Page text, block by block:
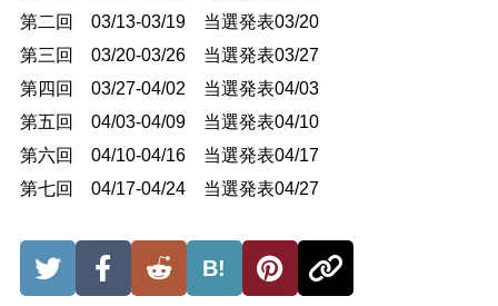
第二回 03/13-03/19 当選発表03/20
第三回 03/20-03/26 当選発表03/27
第四回 03/27-04/02 当選発表04/03
第五回 04/03-04/09 当選発表04/10
第六回 04/10-04/16 当選発表04/17
第七回 04/17-04/24 当選発表04/27
B!